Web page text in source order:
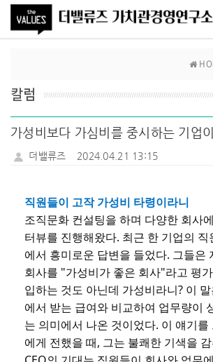
칼럼
가성비보다 가심비를 중시하는 기업
더밸류즈 2024.04.21 13:15
직원들이 고작 가성비 타령이라니
조직문화 컨설팅을 하며 다양한 회사
터뷰를 진행해왔다. 최근 한 기업의
에서 흥미로운 답변을 들었다. 그들은
회사를 "가성비가 좋은 회사"라고 평
입하는 것도 아닌데 가성비라니? 이
에서 받는 급여와 비교하여 업무량이
는 의미에서 나온 것이었다. 이 얘기를
에게 전했을 때, 그는 불쾌한 기색을